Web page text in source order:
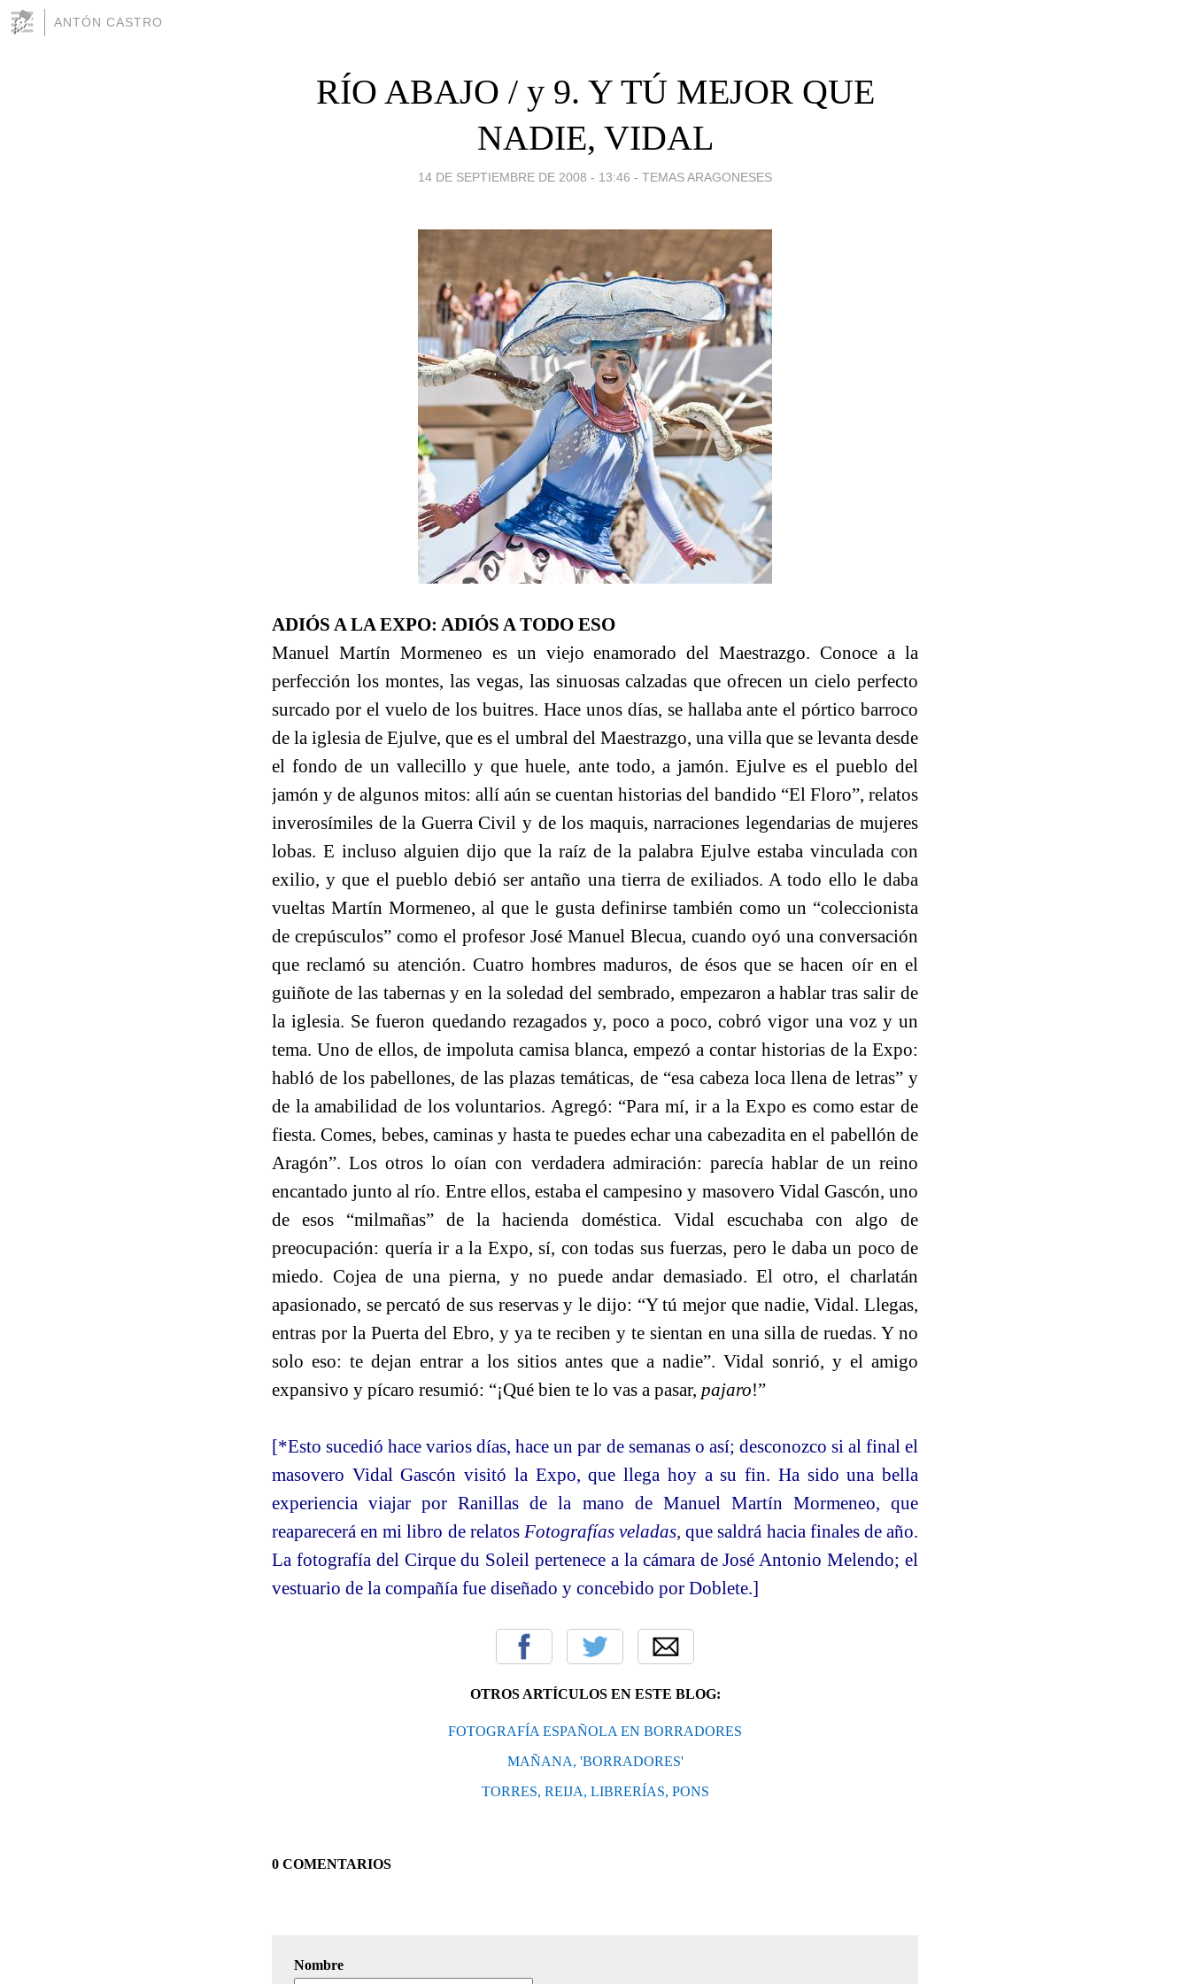
ANTÓN CASTRO
RÍO ABAJO / y 9. Y TÚ MEJOR QUE
NADIE, VIDAL
14 DE SEPTIEMBRE DE 2008 - 13:46 - TEMAS ARAGONESES
ADIÓS A LA EXPO: ADIÓS A TODO ESO
Manuel Martín Mormeneo es un viejo enamorado del Maestrazgo. Conoce a la
perfección los montes, las vegas, las sinuosas calzadas que ofrecen un cielo perfecto
surcado por el vuelo de los buitres. Hace unos días, se hallaba ante el pórtico barroco
de la iglesia de Ejulve, que es el umbral del Maestrazgo, una villa que se levanta desde
el fondo de un vallecillo y que huele, ante todo, a jamón. Ejulve es el pueblo del
jamón y de algunos mitos: allí aún se cuentan historias del bandido “El Floro”, relatos
inverosímiles de la Guerra Civil y de los maquis, narraciones legendarias de mujeres
lobas. E incluso alguien dijo que la raíz de la palabra Ejulve estaba vinculada con
exilio, y que el pueblo debió ser antaño una tierra de exiliados. A todo ello le daba
vueltas Martín Mormeneo, al que le gusta definirse también como un “coleccionista
de crepúsculos” como el profesor José Manuel Blecua, cuando oyó una conversación
que reclamó su atención. Cuatro hombres maduros, de ésos que se hacen oír en el
guiñote de las tabernas y en la soledad del sembrado, empezaron a hablar tras salir de
la iglesia. Se fueron quedando rezagados y, poco a poco, cobró vigor una voz y un
tema. Uno de ellos, de impoluta camisa blanca, empezó a contar historias de la Expo:
habló de los pabellones, de las plazas temáticas, de “esa cabeza loca llena de letras” y
de la amabilidad de los voluntarios. Agregó: “Para mí, ir a la Expo es como estar de
fiesta. Comes, bebes, caminas y hasta te puedes echar una cabezadita en el pabellón de
Aragón”. Los otros lo oían con verdadera admiración: parecía hablar de un reino
encantado junto al río. Entre ellos, estaba el campesino y masovero Vidal Gascón, uno
de esos “milmañas” de la hacienda doméstica. Vidal escuchaba con algo de
preocupación: quería ir a la Expo, sí, con todas sus fuerzas, pero le daba un poco de
miedo. Cojea de una pierna, y no puede andar demasiado. El otro, el charlatán
apasionado, se percató de sus reservas y le dijo: “Y tú mejor que nadie, Vidal. Llegas,
entras por la Puerta del Ebro, y ya te reciben y te sientan en una silla de ruedas. Y no
solo eso: te dejan entrar a los sitios antes que a nadie”. Vidal sonrió, y el amigo
expansivo y pícaro resumió: “¡Qué bien te lo vas a pasar, pajaro!”
[*Esto sucedió hace varios días, hace un par de semanas o así; desconozco si al final el
masovero Vidal Gascón visitó la Expo, que llega hoy a su fin. Ha sido una bella
experiencia viajar por Ranillas de la mano de Manuel Martín Mormeneo, que
reaparecerá en mi libro de relatos Fotografías veladas, que saldrá hacia finales de año.
La fotografía del Cirque du Soleil pertenece a la cámara de José Antonio Melendo; el
vestuario de la compañía fue diseñado y concebido por Doblete.]
OTROS ARTÍCULOS EN ESTE BLOG:
FOTOGRAFÍA ESPAÑOLA EN BORRADORES
MAÑANA, 'BORRADORES'
TORRES, REIJA, LIBRERÍAS, PONS
0 COMENTARIOS
Nombre